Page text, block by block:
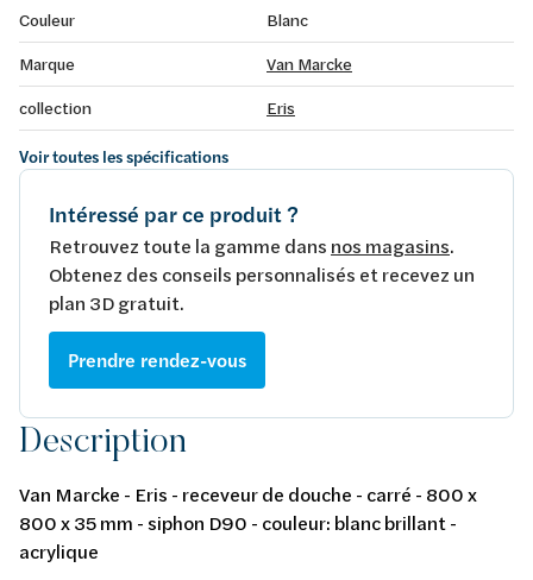
Couleur
Blanc
Marque
Van Marcke
collection
Eris
Voir toutes les spécifications
Intéressé par ce produit ?
Retrouvez toute la gamme dans nos magasins.
Obtenez des conseils personnalisés et recevez un
plan 3D gratuit.
Prendre rendez-vous
Description
Van Marcke - Eris - receveur de douche - carré - 800 x
800 x 35 mm - siphon D90 - couleur: blanc brillant -
acrylique